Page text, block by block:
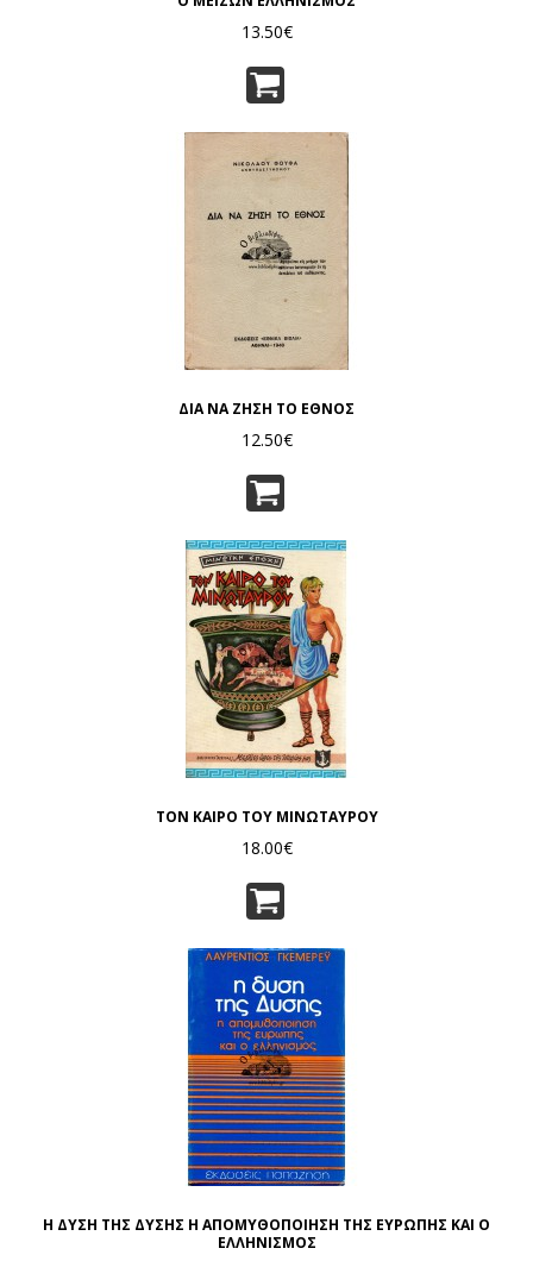
13.50€
ΔΙΑ ΝΑ ΖΗΣΗ ΤΟ ΕΘΝΟΣ
12.50€
ΤΟΝ ΚΑΙΡΟ ΤΟΥ ΜΙΝΩΤΑΥΡΟΥ
18.00€
Η ΔΥΣΗ ΤΗΣ ΔΥΣΗΣ Η ΑΠΟΜΥΘΟΠΟΙΗΣΗ ΤΗΣ ΕΥΡΩΠΗΣ ΚΑΙ Ο
ΕΛΛΗΝΙΣΜΟΣ